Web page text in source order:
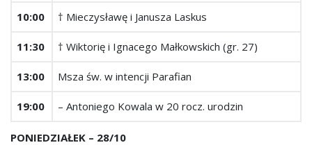
10:00 † Mieczysławę i Janusza Laskus
11:30 † Wiktorię i Ignacego Małkowskich (gr. 27)
13:00 Msza św. w intencji Parafian
19:00 – Antoniego Kowala w 20 rocz. urodzin
PONIEDZIAŁEK – 28/10